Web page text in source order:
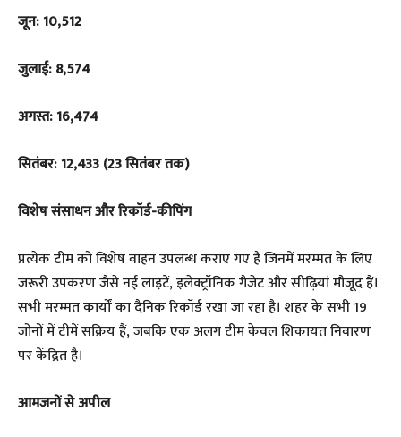
जून: 10,512
जुलाई: 8,574
अगस्त: 16,474
सितंबर: 12,433 (23 सितंबर तक)
विशेष संसाधन और रिकॉर्ड-कीपिंग
प्रत्येक टीम को विशेष वाहन उपलब्ध कराए गए हैं जिनमें मरम्मत के लिए
जरूरी उपकरण जैसे नई लाइटें, इलेक्ट्रॉनिक गैजेट और सीढ़ियां मौजूद हैं।
सभी मरम्मत कार्यों का दैनिक रिकॉर्ड रखा जा रहा है। शहर के सभी 19
जोनों में टीमें सक्रिय हैं, जबकि एक अलग टीम केवल शिकायत निवारण
पर केंद्रित है।
आमजनों से अपील